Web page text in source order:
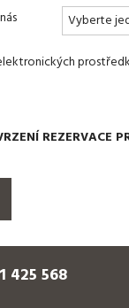
REZERVACE
425 568